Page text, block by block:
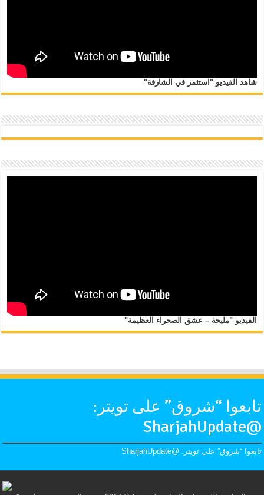
شاهد الفيديو "استثمر في الشارقة"
الفيديو "مليحة – عشق الصحراء العظيمة"
تابعوا “شروق” على تويتر:
@SharjahUpdate
تابعوا “شروق” على تويتر: @SharjahUpdate